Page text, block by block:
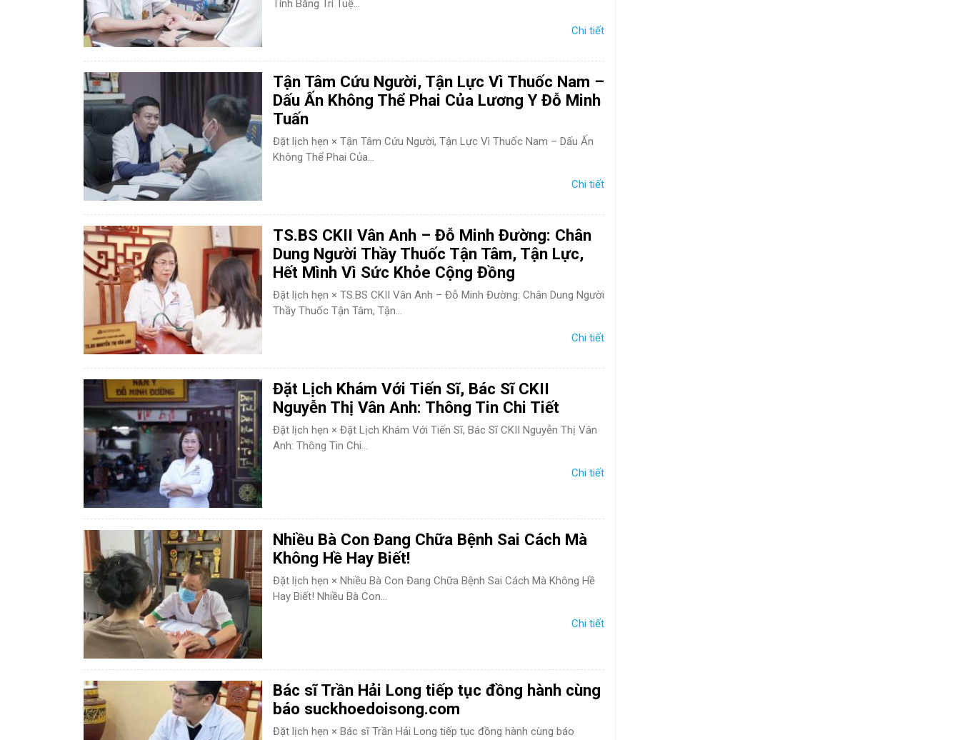
NHA KHOA Răng Ê Buốt Viêm Tủy Răng
Tính Bằng Trí Tuệ...
Chi tiết
Tận Tâm Cứu Người, Tận Lực Vì Thuốc Nam –
Dấu Ấn Không Thể Phai Của Lương Y Đỗ Minh
Tuấn
Đặt lịch hẹn × Tận Tâm Cứu Người, Tận Lực Vì Thuốc Nam – Dấu Ấn
Không Thể Phai Của...
Chi tiết
TS.BS CKII Vân Anh – Đỗ Minh Đường: Chân
Dung Người Thầy Thuốc Tận Tâm, Tận Lực,
Hết Mình Vì Sức Khỏe Cộng Đồng
Đặt lịch hẹn × TS.BS CKII Vân Anh – Đỗ Minh Đường: Chân Dung Người
Thầy Thuốc Tận Tâm, Tận...
Chi tiết
Đặt Lịch Khám Với Tiến Sĩ, Bác Sĩ CKII
Nguyễn Thị Vân Anh: Thông Tin Chi Tiết
Đặt lịch hẹn × Đặt Lịch Khám Với Tiến Sĩ, Bác Sĩ CKII Nguyễn Thị Vân
Anh: Thông Tin Chi...
Chi tiết
Nhiều Bà Con Đang Chữa Bệnh Sai Cách Mà
Không Hề Hay Biết!
Đặt lịch hẹn × Nhiều Bà Con Đang Chữa Bệnh Sai Cách Mà Không Hề
Hay Biết! Nhiều Bà Con...
Chi tiết
Bác sĩ Trần Hải Long tiếp tục đồng hành cùng
báo suckhoedoisong.com
Đặt lịch hẹn × Bác sĩ Trần Hải Long tiếp tục đồng hành cùng báo